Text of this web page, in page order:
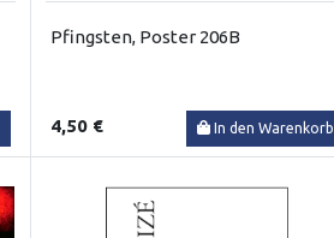
Pfingsten, Poster 206B
4,50 € In den Warenkorb